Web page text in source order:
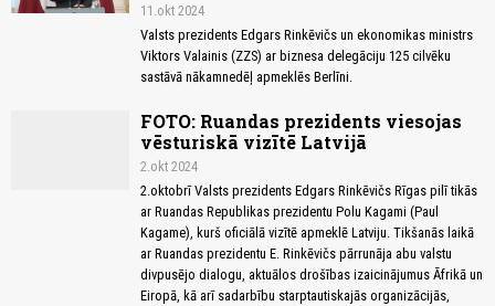
11.okt 2024
Valsts prezidents Edgars Rinkēvičs un ekonomikas ministrs
Viktors Valainis (ZZS) ar biznesa delegāciju 125 cilvēku
sastāvā nākamnedēļ apmeklēs Berlīni.
FOTO: Ruandas prezidents viesojas
vēsturiskā vizītē Latvijā
2.okt 2024
2.oktobrī Valsts prezidents Edgars Rinkēvičs Rīgas pilī tikās
ar Ruandas Republikas prezidentu Polu Kagami (Paul
Kagame), kurš oficiālā vizītē apmeklē Latviju. Tikšanās laikā
ar Ruandas prezidentu E. Rinkēvičs pārrunāja abu valstu
divpusējo dialogu, aktuālos drošības izaicinājumus Āfrikā un
Eiropā, kā arī sadarbību starptautiskajās organizācijās,